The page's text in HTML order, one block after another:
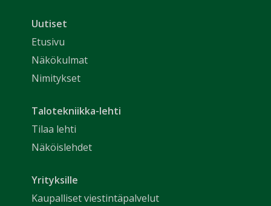
Uutiset
Etusivu
Näkökulmat
Nimitykset
Talotekniikka-lehti
Tilaa lehti
Näköislehdet
Yrityksille
Kaupalliset viestintäpalvelut